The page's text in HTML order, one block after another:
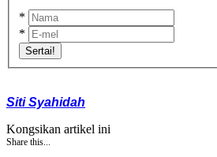
*
*
Sertai!
Siti Syahidah
Kongsikan artikel ini
Share this...